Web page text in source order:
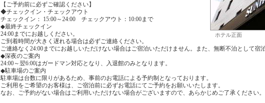
ホテル正面
【ご予約前に必ずご確認ください】
◆チェックイン・チェックアウト
チェックイン： 15:00～24:00 チェックアウト：10:00まで
◆最終チェックイン
24:00までにお越しください。
ご到着時間が大きく遅れる場合は必ずご連絡ください。
ご連絡なく24:00までにお越しいただけない場合はご宿泊いただけません。また、無断不泊として宿
◆深夜のご案内
24:00～翌6:00はガードマン対応となり、入退館のみとなります。
◆駐車場のご案内
駐車場は台数に限りがあるため、事前のお電話による予約制となっております。
ご利用をご希望のお客様は、ご宿泊前に必ずお電話にてご予約をお願いいたします。
なお、ご予約がない場合はご利用いただけない場合がございますので、あらかじめご了承ください。